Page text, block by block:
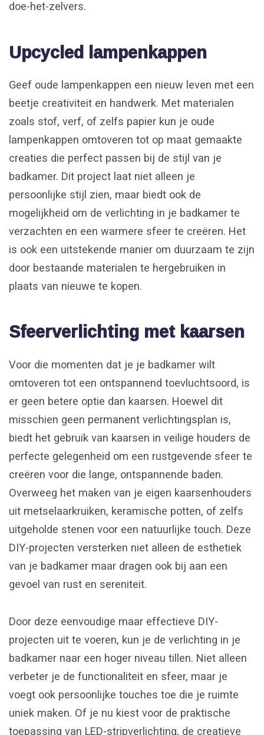
doe-het-zelvers.
Upcycled lampenkappen
Geef oude lampenkappen een nieuw leven met een
beetje creativiteit en handwerk. Met materialen
zoals stof, verf, of zelfs papier kun je oude
lampenkappen omtoveren tot op maat gemaakte
creaties die perfect passen bij de stijl van je
badkamer. Dit project laat niet alleen je
persoonlijke stijl zien, maar biedt ook de
mogelijkheid om de verlichting in je badkamer te
verzachten en een warmere sfeer te creëren. Het
is ook een uitstekende manier om duurzaam te zijn
door bestaande materialen te hergebruiken in
plaats van nieuwe te kopen.
Sfeerverlichting met kaarsen
Voor die momenten dat je je badkamer wilt
omtoveren tot een ontspannend toevluchtsoord, is
er geen betere optie dan kaarsen. Hoewel dit
misschien geen permanent verlichtingsplan is,
biedt het gebruik van kaarsen in veilige houders de
perfecte gelegenheid om een rustgevende sfeer te
creëren voor die lange, ontspannende baden.
Overweeg het maken van je eigen kaarsenhouders
uit metselaarkruiken, keramische potten, of zelfs
uitgeholde stenen voor een natuurlijke touch. Deze
DIY-projecten versterken niet alleen de esthetiek
van je badkamer maar dragen ook bij aan een
gevoel van rust en sereniteit.
Door deze eenvoudige maar effectieve DIY-
projecten uit te voeren, kun je de verlichting in je
badkamer naar een hoger niveau tillen. Niet alleen
verbeter je de functionaliteit en sfeer, maar je
voegt ook persoonlijke touches toe die je ruimte
uniek maken. Of je nu kiest voor de praktische
toepassing van LED-stripverlichting, de creatieve